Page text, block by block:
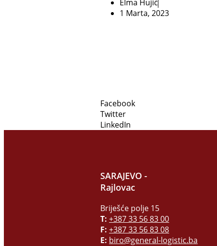
Elma Hujić
1 Marta, 2023
Facebook
Twitter
LinkedIn
SARAJEVO -
Rajlovac
Briješće polje 15
T: +387 33 56 83 00
F: +387 33 56 83 08
E: biro@general-logistic.ba